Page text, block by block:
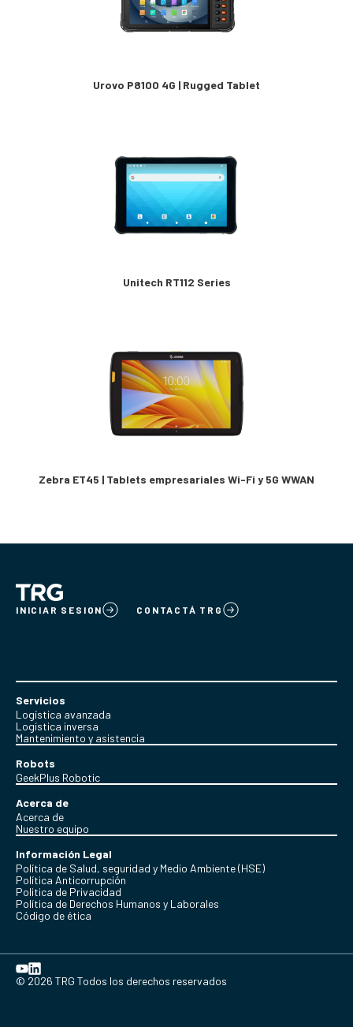
Urovo P8100 4G | Rugged Tablet
Unitech RT112 Series
Zebra ET45 | Tablets empresariales Wi-Fi y 5G WWAN
INICIAR SESION CONTACTÁ TRG
Servicios
Logística avanzada
Logística inversa
Mantenimiento y asistencia
Robots
GeekPlus Robotic
Acerca de
Acerca de
Nuestro equipo
Información Legal
Política de Salud, seguridad y Medio Ambiente (HSE)
Política Anticorrupción
Politica de Privacidad
Política de Derechos Humanos y Laborales
Código de ética
© 2026 TRG Todos los derechos reservados